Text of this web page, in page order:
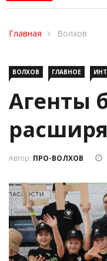
Главная Волхов
ВОЛХОВ ГЛАВНОЕ
Агенты
Автор: ПРО-ВОЛХОВ